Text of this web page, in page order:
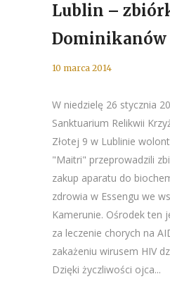
Lublin –
Dominikanów
10 marca 2014
W niedzielę 26 stycznia
Sanktuarium Relikwii
Złotej 9 w Lublinie
"Maitri" przeprowadzili
zakup aparatu do
zdrowia w Essengu we
Kamerunie. Ośrodek ten
za leczenie chorych na
zakażeniu wirusem HIV
Dzięki życzliwości ojca...